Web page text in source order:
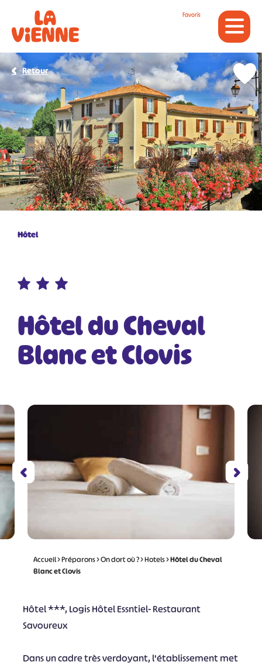
Favoris
Hôtel
Hôtel du Cheval
Blanc et Clovis
Retour
Accueil>Préparons>On dort où ?>Hotels>Hôtel du Cheval
Blanc et Clovis
Hôtel ***, Logis Hôtel Essntiel- Restaurant
Savoureux
Dans un cadre très verdoyant, l'établissement met